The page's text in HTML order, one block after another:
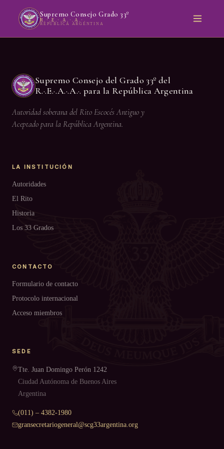
Supremo Consejo Grado 33º
R.·.E.·.A.·.A.·.
REPÚBLICA ARGENTINA
Supremo Consejo del Grado 33º del
R.·.E.·.A.·.A.·. para la República Argentina
Autoridad soberana del Rito Escocés Antiguo y
Aceptado para la República Argentina.
LA INSTITUCIÓN
Autoridades
El Rito
Historia
Los 33 Grados
CONTACTO
Formulario de contacto
Protocolo internacional
Acceso miembros
SEDE
Tte. Juan Domingo Perón 1242
Ciudad Autónoma de Buenos Aires
Argentina
(011) – 4382-1980
gransecretariogeneral@scg33argentina.org